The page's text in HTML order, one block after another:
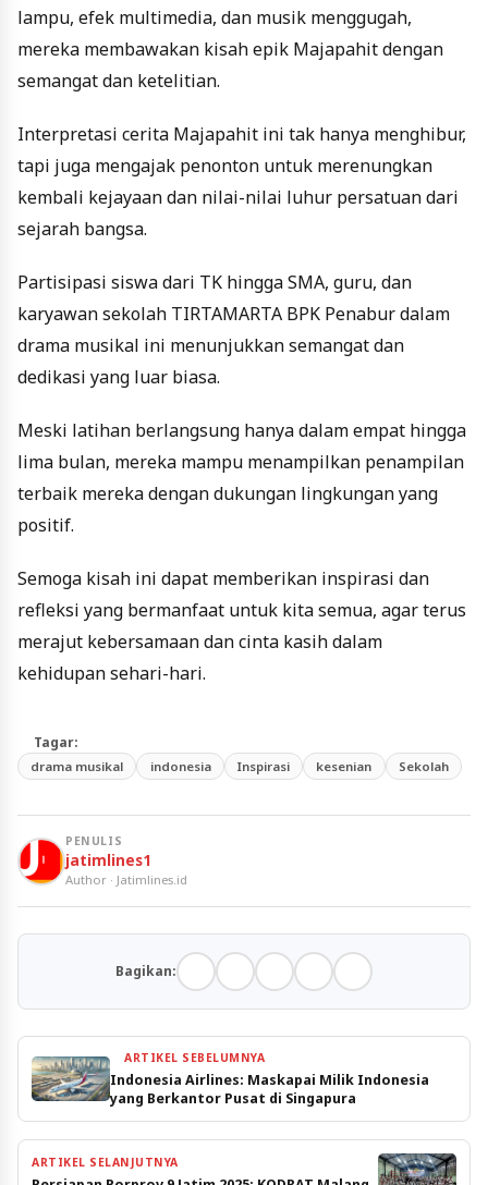
lampu, efek multimedia, dan musik menggugah,
mereka membawakan kisah epik Majapahit dengan
semangat dan ketelitian.
Interpretasi cerita Majapahit ini tak hanya menghibur,
tapi juga mengajak penonton untuk merenungkan
kembali kejayaan dan nilai-nilai luhur persatuan dari
sejarah bangsa.
Partisipasi siswa dari TK hingga SMA, guru, dan
karyawan sekolah TIRTAMARTA BPK Penabur dalam
drama musikal ini menunjukkan semangat dan
dedikasi yang luar biasa.
Meski latihan berlangsung hanya dalam empat hingga
lima bulan, mereka mampu menampilkan penampilan
terbaik mereka dengan dukungan lingkungan yang
positif.
Semoga kisah ini dapat memberikan inspirasi dan
refleksi yang bermanfaat untuk kita semua, agar terus
merajut kebersamaan dan cinta kasih dalam
kehidupan sehari-hari.
Tagar:
drama musikal indonesia Inspirasi kesenian Sekolah
PENULIS
jatimlines1
Author · Jatimlines.id
Bagikan:
ARTIKEL SEBELUMNYA
Indonesia Airlines: Maskapai Milik Indonesia
yang Berkantor Pusat di Singapura
ARTIKEL SELANJUTNYA